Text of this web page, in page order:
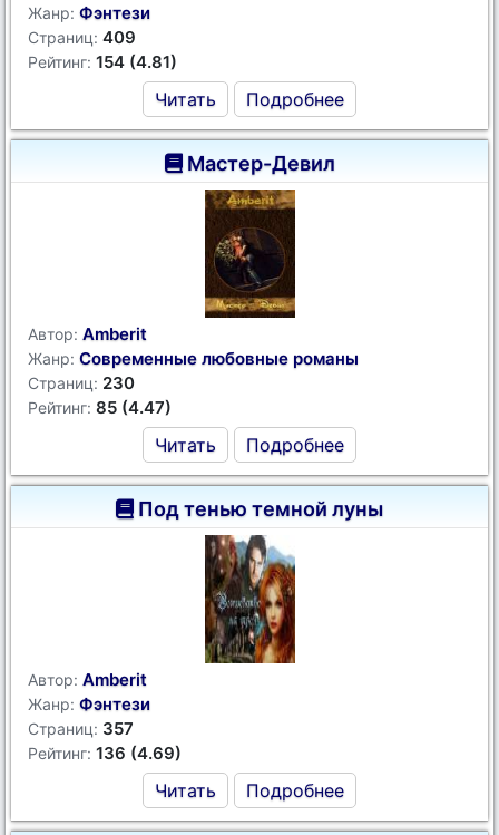
Жанр: Фэнтези
Страниц: 409
Рейтинг: 154 (4.81)
Читать Подробнее
Мастер-Девил
Автор: Amberit
Жанр: Современные любовные романы
Страниц: 230
Рейтинг: 85 (4.47)
Читать Подробнее
Под тенью темной луны
Автор: Amberit
Жанр: Фэнтези
Страниц: 357
Рейтинг: 136 (4.69)
Читать Подробнее